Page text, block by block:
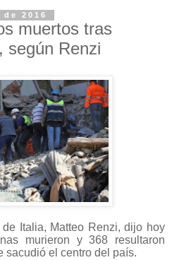
2016
muertos tras
según Renzi
Italia, Matteo Renzi, dijo hoy
murieron y 368 resultaron
sacudió el centro del país.